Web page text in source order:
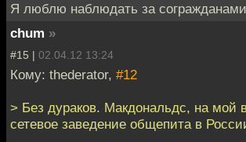
Я люблю наблюдать за
chum »
#15 | 02.04.12 13:24
Кому: thederator, #12
> Без дураков. Макдональдс, на мой
сетевое заведение общепита в